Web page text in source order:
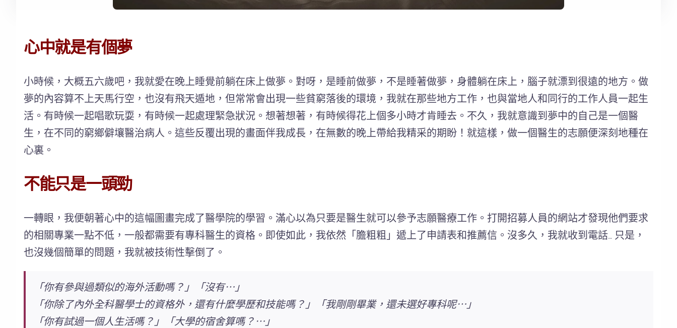
心中就是有個夢
小時候，大概五六歲吧，我就愛在晚上睡覺前躺在床上做夢。對呀，是睡前做夢，不是睡著做夢，身體躺在床上，腦子就漂到很遠的地方。做
夢的內容算不上天馬行空，也沒有飛天遁地，但常常會出現一些貧窮落後的環境，我就在那些地方工作，也與當地人和同行的工作人員一起生
活。有時候一起唱歌玩耍，有時候一起處理緊急狀況。想著想著，有時候得花上個多小時才肯睡去。不久，我就意識到夢中的自己是一個醫
生，在不同的窮鄉僻壤醫治病人。這些反覆出現的畫面伴我成長，在無數的晚上帶給我精采的期盼！就這樣，做一個醫生的志願便深刻地種在
心裏。
不能只是一頭勁
一轉眼，我便朝著心中的這幅圖畫完成了醫學院的學習。滿心以為只要是醫生就可以參予志願醫療工作。打開招募人員的網站才發現他們要求
的相關專業一點不低，一般都需要有專科醫生的資格。即使如此，我依然「膽粗粗」遞上了申請表和推薦信。沒多久，我就收到電話… 只是，
也沒幾個簡單的問題，我就被技術性擊倒了。
「你有參與過類似的海外活動嗎？」「沒有⋯」
「你除了內外全科醫學士的資格外，還有什麼學歷和技能嗎？」「我剛剛畢業，還未選好專科呢⋯」
「你有試過一個人生活嗎？」「大學的宿舍算嗎？⋯」